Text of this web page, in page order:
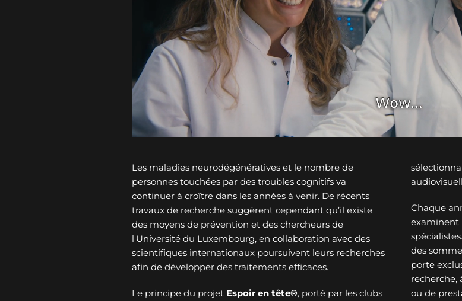
Les maladies neurodégénératives et le nombre de
personnes touchées par des troubles cognitifs va
continuer à croître dans les années à venir. De récents
travaux de recherche suggèrent cependant qu’il existe
des moyens de prévention et des chercheurs de
l'Université du Luxembourg, en collaboration avec des
scientifiques internationaux poursuivent leurs recherches
afin de développer des traitements efficaces.
Le principe du projet Espoir en tête®, porté par les clubs
Chaque
examinent
des
porte
recherche,
ou de